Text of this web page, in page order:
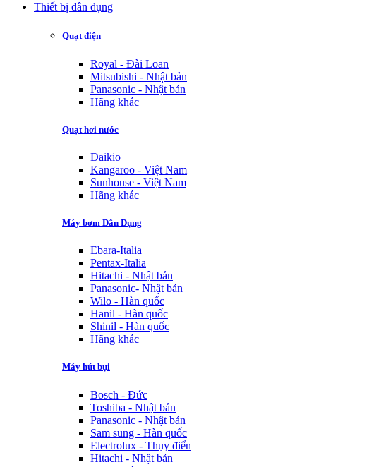
Thiết bị dân dụng
Quạt điện
Royal - Đài Loan
Mitsubishi - Nhật bản
Panasonic - Nhật bản
Hãng khác
Quạt hơi nước
Daikio
Kangaroo - Việt Nam
Sunhouse - Việt Nam
Hãng khác
Máy bơm Dân Dụng
Ebara-Italia
Pentax-Italia
Hitachi - Nhật bản
Panasonic- Nhật bản
Wilo - Hàn quốc
Hanil - Hàn quốc
Shinil - Hàn quốc
Hãng khác
Máy hút bụi
Bosch - Đức
Toshiba - Nhật bản
Panasonic - Nhật bản
Sam sung - Hàn quốc
Electrolux - Thụy điển
Hitachi - Nhật bản